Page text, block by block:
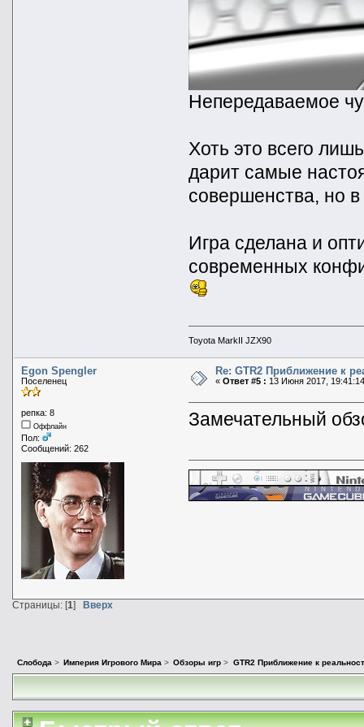
Непередаваемое
Хоть это всего
дарит самые
совершенства, но
Игра сделана и
современных
Toyota MarkII JZX90
Egon Spengler
Поселенец
репка: 8
Оффлайн
Пол:
Сообщений: 262
Re: GTR2 Приближение к
« Ответ #5 : 13 Июня 2017,
Замечательный
Страницы: [1] Вверх
Слобода > Империя Игрового Мира > Обзоры игр > GTR2 Приближение к